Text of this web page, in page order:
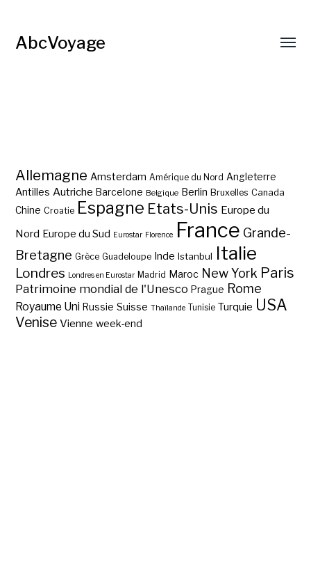
AbcVoyage
Allemagne Amsterdam Amérique du Nord Angleterre
Antilles Autriche Barcelone Belgique Berlin Bruxelles Canada
Chine Croatie Espagne Etats-Unis Europe du
Nord Europe du Sud Eurostar Florence France Grande-
Bretagne Grèce Guadeloupe Inde Istanbul Italie
Londres Londres en Eurostar Madrid Maroc New York Paris
Patrimoine mondial de l'Unesco Prague Rome
Royaume Uni Russie Suisse Thaïlande Tunisie Turquie USA
Venise Vienne week-end